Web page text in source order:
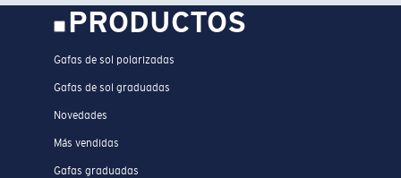
PRODUCTOS
Gafas de sol polarizadas
Gafas de sol graduadas
Novedades
Más vendidas
Gafas graduadas